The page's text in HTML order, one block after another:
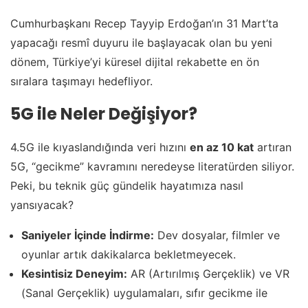
Cumhurbaşkanı Recep Tayyip Erdoğan’ın 31 Mart’ta
yapacağı resmî duyuru ile başlayacak olan bu yeni
dönem, Türkiye’yi küresel dijital rekabette en ön
sıralara taşımayı hedefliyor.
5G ile Neler Değişiyor?
4.5G ile kıyaslandığında veri hızını en az 10 kat artıran
5G, “gecikme” kavramını neredeyse literatürden siliyor.
Peki, bu teknik güç gündelik hayatımıza nasıl
yansıyacak?
Saniyeler İçinde İndirme: Dev dosyalar, filmler ve
oyunlar artık dakikalarca bekletmeyecek.
Kesintisiz Deneyim: AR (Artırılmış Gerçeklik) ve VR
(Sanal Gerçeklik) uygulamaları, sıfır gecikme ile